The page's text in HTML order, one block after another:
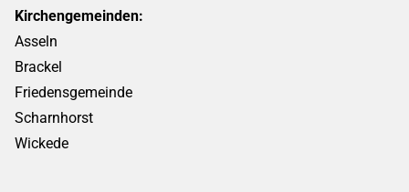
Kirchengemeinden:
Asseln
Brackel
Friedensgemeinde
Scharnhorst
Wickede